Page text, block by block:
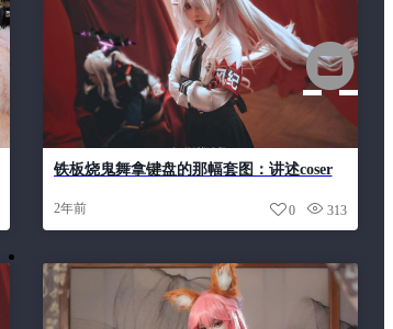
铁板烧鬼舞拿键盘的那幅套图：讲述coser
2年前 313
0